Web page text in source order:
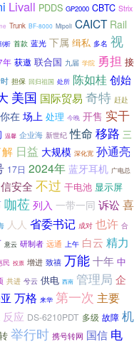
Livall PDDS GP2000 CBTC Strix
Trunk BF-8000 Mipoli CAICT Rail
析 首款 蓝光 下属 缉私 多名 视
年 获邀 联合国 九届 学院 勇担 接
担保 回归祖国 处所 陈如桂 创始
美国 国际贸易 奇特 赶赴
你在 场上 处理 今晚 开售 实干
温馨 企业海 新世纪 性命 移路 三
日益 大规模 深化宽 孙通亮
17日 2024年 蓝牙耳机 广电总
安全 不过 干电池 显示屏
咖莅 列入 一带一同 诉讼喜
人人 省委书记 成对 也许 合
意云 研制者 远通 上午 白云 精力
民 投票 增进 致禧 万能十年 中
共进 兮云 供电 西南 管理局 企
万格 来华 第一次 主要
反应 DS-6210PDT 多级 故障 机
举行时 携号转网 国信 电